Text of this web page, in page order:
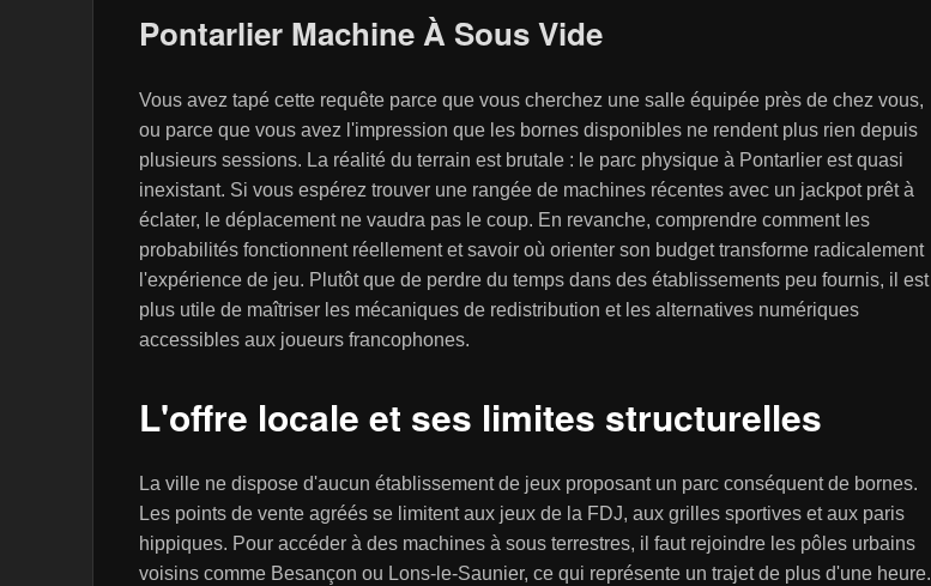
Pontarlier Machine À Sous Vide
Vous avez tapé cette requête parce que vous cherchez une salle équipée près de chez vous,
ou parce que vous avez l'impression que les bornes disponibles ne rendent plus rien depuis
plusieurs sessions. La réalité du terrain est brutale : le parc physique à Pontarlier est quasi
inexistant. Si vous espérez trouver une rangée de machines récentes avec un jackpot prêt à
éclater, le déplacement ne vaudra pas le coup. En revanche, comprendre comment les
probabilités fonctionnent réellement et savoir où orienter son budget transforme radicalement
l'expérience de jeu. Plutôt que de perdre du temps dans des établissements peu fournis, il est
plus utile de maîtriser les mécaniques de redistribution et les alternatives numériques
accessibles aux joueurs francophones.
L'offre locale et ses limites structurelles
La ville ne dispose d'aucun établissement de jeux proposant un parc conséquent de bornes.
Les points de vente agréés se limitent aux jeux de la FDJ, aux grilles sportives et aux paris
hippiques. Pour accéder à des machines à sous terrestres, il faut rejoindre les pôles urbains
voisins comme Besançon ou Lons-le-Saunier, ce qui représente un trajet de plus d'une heure.